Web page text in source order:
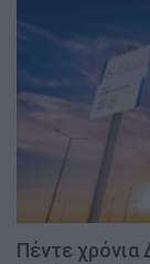
Πέντε χρόνια